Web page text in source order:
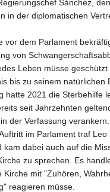
Sánchez,
in der diplomatischen
vor dem Parlament
von
Leben müsse
bis zu seinem natürlichen
hatte 2021 die Sterbehilfe
seit Jahrzehnten
der Verfassung verankern.
im Parlament traf Leo
kam dabei auch auf die
zu sprechen. Es
Kirche mit "Zuhören,
reagieren müsse.